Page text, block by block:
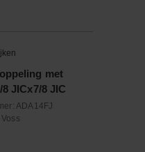
met
JICx7/8 JIC
ADA14FJ
Voss